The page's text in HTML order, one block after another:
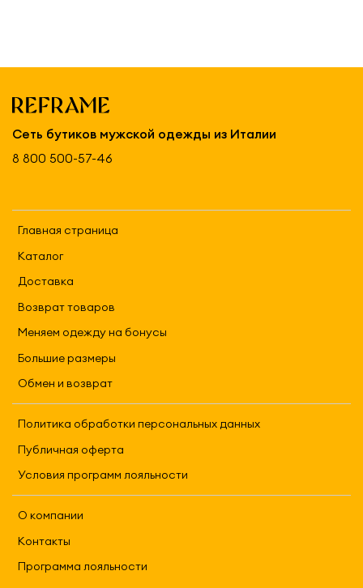
Главная страница
Каталог
Доставка
Возврат товаров
Меняем одежду на бонусы
Большие размеры
Обмен и возврат
Политика обработки персональных данных
Публичная оферта
Условия программ лояльности
О компании
Контакты
Программа лояльности
Сеть бутиков мужской одежды из Италии
8 800 500-57-46